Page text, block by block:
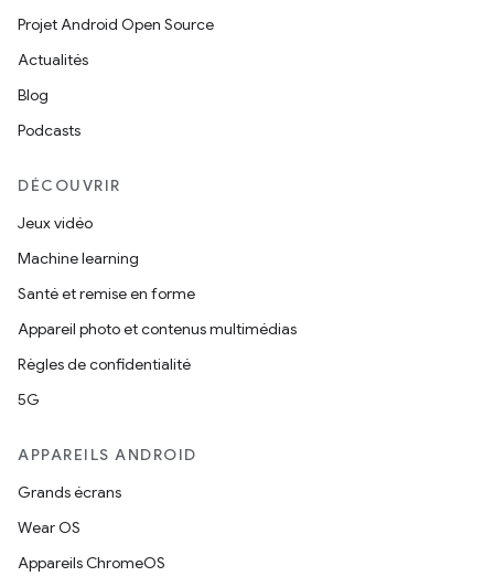
Projet Android Open Source
Actualités
Blog
Podcasts
DÉCOUVRIR
Jeux vidéo
Machine learning
Santé et remise en forme
Appareil photo et contenus multimédias
Règles de confidentialité
5G
APPAREILS ANDROID
Grands écrans
Wear OS
Appareils ChromeOS